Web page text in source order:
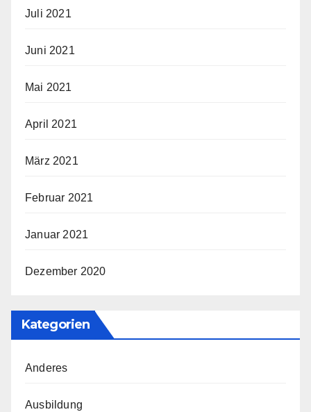
Juli 2021
Juni 2021
Mai 2021
April 2021
März 2021
Februar 2021
Januar 2021
Dezember 2020
Kategorien
Anderes
Ausbildung